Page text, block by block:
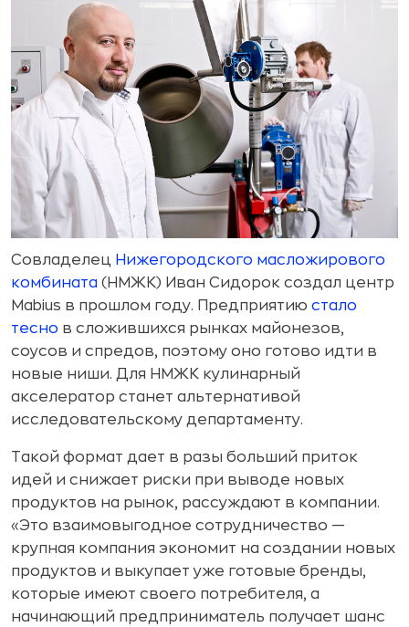
Совладелец Нижегородского масложирового
комбината (НМЖК) Иван Сидорок создал центр
Mabius в прошлом году. Предприятию стало
тесно в сложившихся рынках майонезов,
соусов и спредов, поэтому оно готово идти в
новые ниши. Для НМЖК кулинарный
акселератор станет альтернативой
исследовательскому департаменту.
Такой формат дает в разы больший приток
идей и снижает риски при выводе новых
продуктов на рынок, рассуждают в компании.
«Это взаимовыгодное сотрудничество —
крупная компания экономит на создании новых
продуктов и выкупает уже готовые бренды,
которые имеют своего потребителя, а
начинающий предприниматель получает шанс